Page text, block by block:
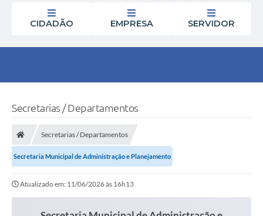
CIDADÃO EMPRESA SERVIDOR
Secretarias / Departamentos
Secretarias / Departamentos
Secretaria Municipal de Administração e Planejamento
Atualizado em: 11/06/2026 às 16h13